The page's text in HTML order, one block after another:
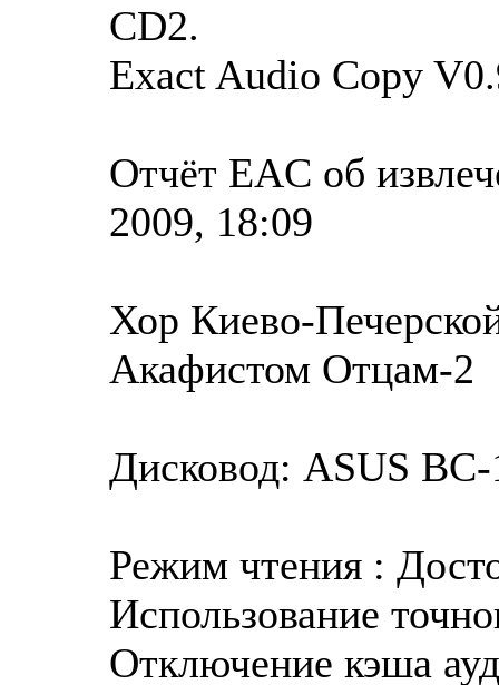
CD2.
Exact Audio Copy
Отчёт EAC об
2009, 18:09
Хор Киево-
Акафистом Отцам-2
Дисковод: ASUS
Режим чтения :
Использование
Отключение кэша